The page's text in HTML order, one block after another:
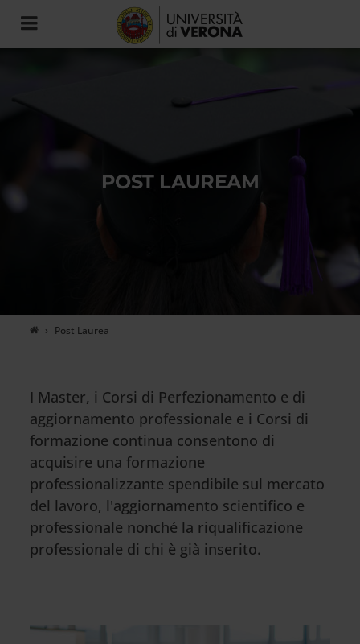
Toggle
navigation
POST LAUREAM
Post Laurea
I Master, i Corsi di Perfezionamento e di
aggiornamento professionale e i Corsi di
formazione continua consentono di
acquisire una formazione
professionalizzante spendibile sul mercato
del lavoro, l'aggiornamento scientifico e
professionale nonché la riqualificazione
professionale di chi è già inserito.